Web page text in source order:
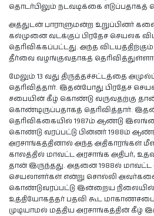
தொடர்பிலும் நடவடிக்கை எடுப்பதாகத்
அத்துடன் பாராளுமன்ற உறுப்பினர்
கல்முனை வடக்குப் பிரதேச செயலக
தெரிவிக்கப்பட்டது. அந்த
தீர்வை வழங்குவதாகத்
மேலும் 13 வது திருத்தச்சட்டத்தை
தெரிவித்தார். இதன்போது பிரதேச
சபையின் கீழ் கொண்டு வருவதற்கு தான்
கொண்டிருப்பதாகத் தெரிவித்தார்.
தெரிவிக்கையில் 1987ம் ஆண்டு
கொண்டு வரப்பட்டு பின்னர் 1988ம்
அரசாங்கத்தினால் அந்த அதிகாரங்கள்
காலத்தில் மாவட்ட அரசாங்க அதிபர்,
தான் இருந்தது. அதனை 1988ல் மாவட்ட
செயலாளர்கள் என்று சொல்லி
கொண்டுவரப்பட்டு இன்றைய நிலையில்
உத்தியோகத்தர் பதவி கூட
முடியாமல் மத்திய அரசாங்கத்தின் கீழ்